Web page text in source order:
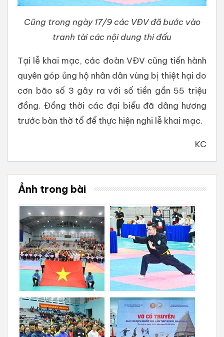
Cũng trong ngày 17/9 các VĐV đã bước vào
tranh tài các nội dung thi đấu
Tại lễ khai mạc, các đoàn VĐV cũng tiến hành
quyên góp ủng hộ nhân dân vùng bị thiệt hại do
cơn bão số 3 gây ra với số tiền gần 55 triệu
đồng. Đồng thời các đại biểu đã dâng hương
trước bàn thờ tổ để thực hiện nghi lễ khai mạc.
KC
Ảnh trong bài